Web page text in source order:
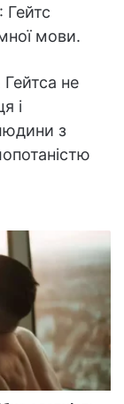
: Гейтс
мови.
не
і
з